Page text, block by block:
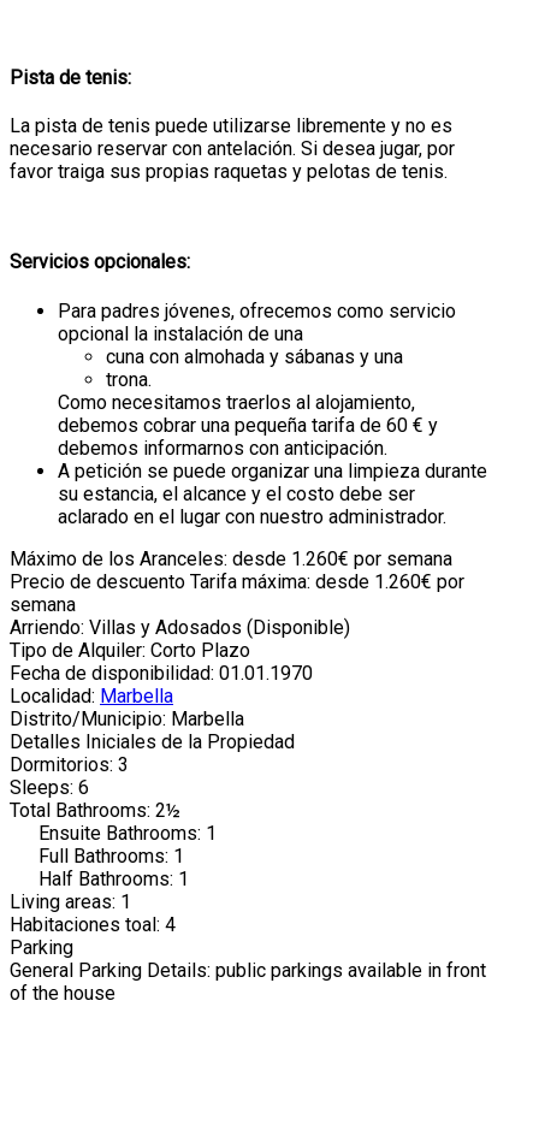
Pista de tenis:
La pista de tenis puede utilizarse libremente y no es
necesario reservar con antelación. Si desea jugar, por
favor traiga sus propias raquetas y pelotas de tenis.
Servicios opcionales:
Para padres jóvenes, ofrecemos como servicio
opcional la instalación de una
cuna con almohada y sábanas y una
trona.
Como necesitamos traerlos al alojamiento,
debemos cobrar una pequeña tarifa de 60 € y
debemos informarnos con anticipación.
A petición se puede organizar una limpieza durante
su estancia, el alcance y el costo debe ser
aclarado en el lugar con nuestro administrador.
Máximo de los Aranceles: desde 1.260€ por semana
Precio de descuento Tarifa máxima: desde 1.260€ por
semana
Arriendo: Villas y Adosados (Disponible)
Tipo de Alquiler: Corto Plazo
Fecha de disponibilidad: 01.01.1970
Localidad: Marbella
Distrito/Municipio: Marbella
Detalles Iniciales de la Propiedad
Dormitorios: 3
Sleeps: 6
Total Bathrooms: 2½
Ensuite Bathrooms: 1
Full Bathrooms: 1
Half Bathrooms: 1
Living areas: 1
Habitaciones toal: 4
Parking
General Parking Details: public parkings available in front
of the house